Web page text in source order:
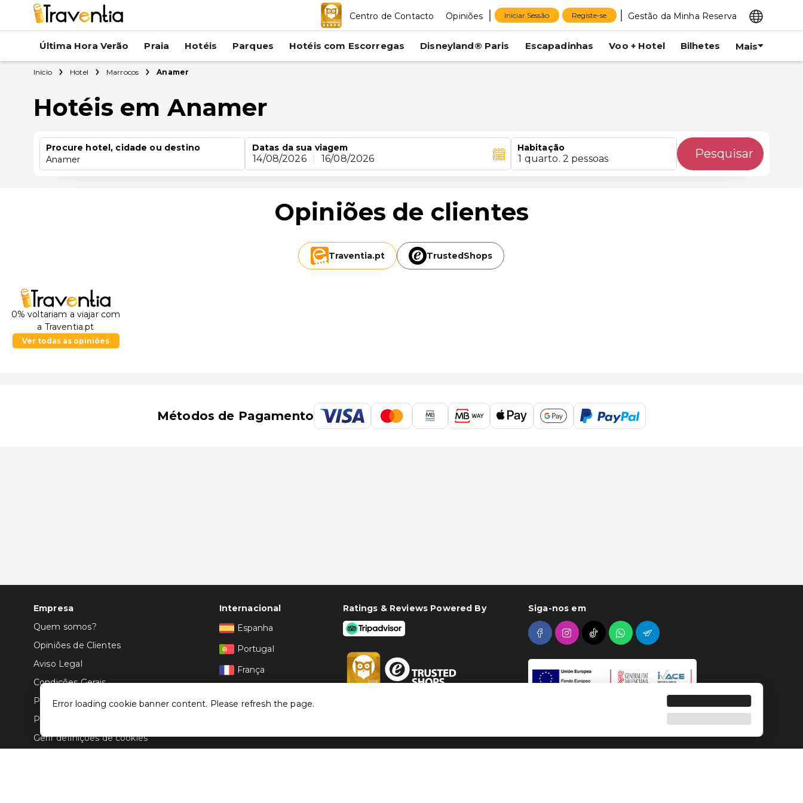
Centro de Contacto Opiniões Iniciar Sessão Registe-se Gestão da Minha Reserva
Última Hora Verão Praia Hotéis Parques Hotéis com Escorregas Disneyland® Paris Escapadinhas Voo + Hotel Bilhetes Mais
Início Hotel Marrocos Anamer
Hotéis em Anamer
Procure hotel, cidade ou destino
Anamer
Datas da sua viagem
14/08/2026 16/08/2026
Habitação
1 quarto. 2 pessoas Pesquisar
Opiniões de clientes
Traventia.pt TrustedShops
0% voltariam a viajar com
a Traventia.pt
Ver todas as opiniões
Métodos de Pagamento
Empresa
Quem somos?
Opiniões de Clientes
Aviso Legal
Condições Gerais
Politica de Privacidade
Política de Cookies
Gerir definições de cookies
Internacional
Espanha
Portugal
França
Ratings & Reviews Powered By Siga-nos em
Error loading cookie banner content. Please refresh the page.